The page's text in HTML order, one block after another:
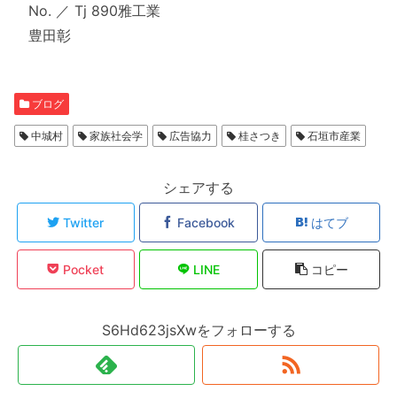
No. ／ Tj 890雅工業
豊田彰
ブログ
中城村 家族社会学 広告協力 桂さつき 石垣市産業
シェアする
Twitter Facebook はてブ
Pocket LINE コピー
S6Hd623jsXwをフォローする